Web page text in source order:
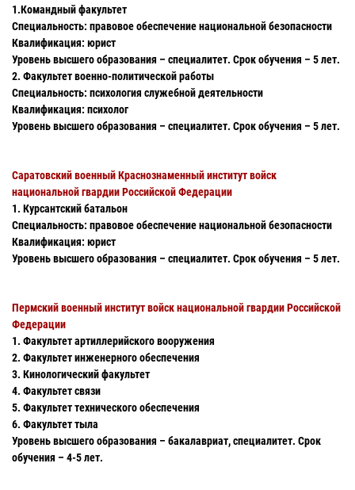
1.Командный факультет
Специальность: правовое обеспечение национальной безопасности
Квалификация: юрист
Уровень высшего образования – специалитет. Срок обучения – 5 лет.
2. Факультет военно-политической работы
Специальность: психология служебной деятельности
Квалификация: психолог
Уровень высшего образования – специалитет. Срок обучения – 5 лет.
Саратовский военный Краснознаменный институт войск
национальной гвардии Российской Федерации
1. Курсантский батальон
Специальность: правовое обеспечение национальной безопасности
Квалификация: юрист
Уровень высшего образования – специалитет. Срок обучения – 5 лет.
Пермский военный институт войск национальной гвардии Российской
Федерации
1. Факультет артиллерийского вооружения
2. Факультет инженерного обеспечения
3. Кинологический факультет
4. Факультет связи
5. Факультет технического обеспечения
6. Факультет тыла
Уровень высшего образования – бакалавриат, специалитет. Срок
обучения – 4-5 лет.